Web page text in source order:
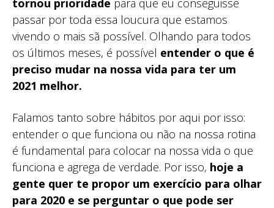
passar por toda essa loucura que estamos
vivendo o mais sã possível. Olhando para todos
os últimos meses, é possível entender o que é
preciso mudar na nossa vida para ter um
2021 melhor.
Falamos tanto sobre hábitos por aqui por isso:
entender o que funciona ou não na nossa rotina
é fundamental para colocar na nossa vida o que
funciona e agrega de verdade. Por isso, hoje a
gente quer te propor um exercício para olhar
para 2020 e se perguntar o que pode ser